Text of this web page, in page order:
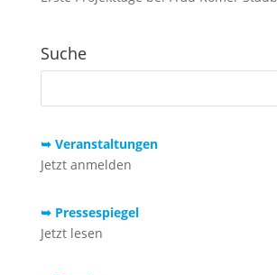
Suche
➥ Veranstaltungen
Jetzt anmelden
➥ Pressespiegel
Jetzt lesen